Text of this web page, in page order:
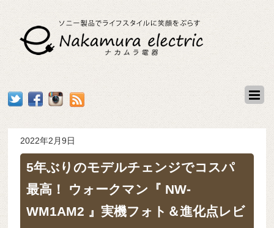
2022年2月9日
5年ぶりのモデルチェンジでコスパ
最高！ ウォークマン『 NW-
WM1AM2 』実機フォト＆進化点レビ